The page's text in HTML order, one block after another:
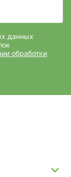
данных
обработки